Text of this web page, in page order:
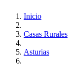
Inicio
Casas Rurales
Asturias